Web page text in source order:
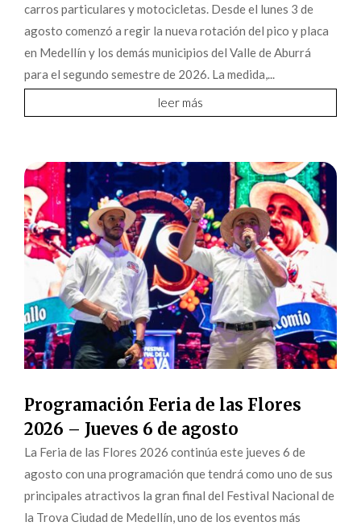
carros particulares y motocicletas. Desde el lunes 3 de
agosto comenzó a regir la nueva rotación del pico y placa
en Medellín y los demás municipios del Valle de Aburrá
para el segundo semestre de 2026. La medida,...
leer más
Programación Feria de las Flores
2026 – Jueves 6 de agosto
La Feria de las Flores 2026 continúa este jueves 6 de
agosto con una programación que tendrá como uno de sus
principales atractivos la gran final del Festival Nacional de
la Trova Ciudad de Medellín, uno de los eventos más